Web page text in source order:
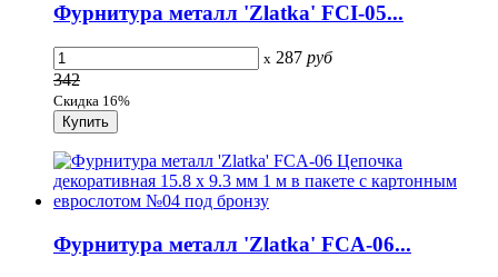
Фурнитура металл 'Zlatka' FCI-05...
x 287 руб
342
Скидка 16%
Фурнитура металл 'Zlatka' FCA-06...